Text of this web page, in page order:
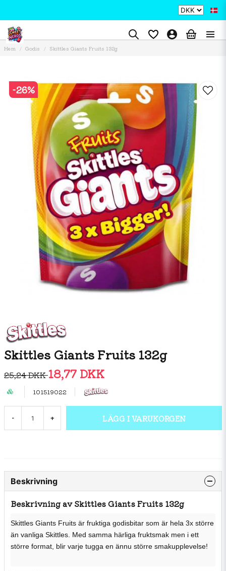
Hem Godis Skittles Giants Fruits 132g
-26%
Skittles Giants Fruits 132g
25,24 DKK18,77 DKK
101519022
- + LÄGG I VARUKORGEN
Beskrivning
Beskrivning av Skittles Giants Fruits 132g
Skittles Giants Fruits är fruktiga godisbitar som är hela 3x större
än vanliga Skittles. Med samma härliga fruktsmak men i ett
större format, blir varje tugga en ännu större smakupplevelse!